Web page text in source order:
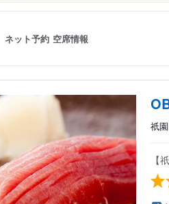
ネット予約 空席情報
祇
【